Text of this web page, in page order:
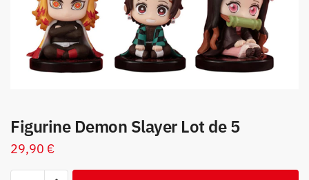
Figurine Demon Slayer Lot de 5
29,90 €